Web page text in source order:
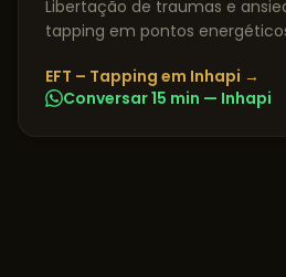
Libertação de traumas e
tapping em pontos
EFT – Tapping em Inhapi →
Conversar 15 min — Inhapi